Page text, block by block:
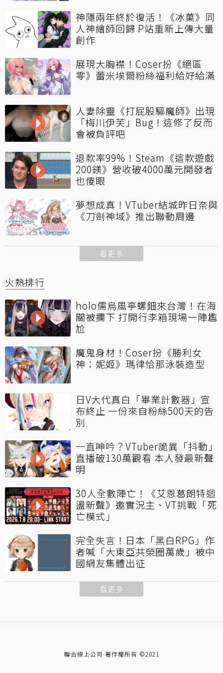
神隱兩年終於復活！《冰菓》同
人神繪師回歸 P站重新上傳大量
創作
展現大胸襟！Coser扮《絕區
零》蕾米埃爾粉絲福利給好給滿
人妻除靈《打屁股驅魔師》出現
「梅川伊芙」Bug！這修了反而
會被負評吧
退款率99%！Steam《這款遊戲
200鎂》營收破4000萬元開發者
也傻眼
夢想成真！VTuber結城昨日奈與
《刀劍神域》推出聯動周邊
看更多
火熱排行
holo儒烏風亭螺鈿來台灣！在海
關被攔下 打開行李箱現場一陣尷
尬
魔鬼身材！Coser扮《勝利女
神：妮姬》瑪律恰那泳裝造型
日V大代真白「畢業計數器」宣
布終止 一份來自粉絲500天的告
別
一直呻吟？VTuber詭異「抖動」
直播破130萬觀看 本人發最新聲
明
30人全數陣亡！《艾恩葛朗特迴
盪新聲》邀實況主、VT挑戰「死
亡模式」
完全失言！日本「黑白RPG」作
者喊「大東亞共榮圈萬歲」被中
國網友集體出征
看更多
聯合線上公司 著作權所有 ©2021